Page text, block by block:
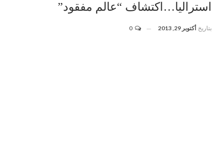
استراليا…اكتشاف “عالم مفقود”
بتاريخ أكتوبر 29, 2013